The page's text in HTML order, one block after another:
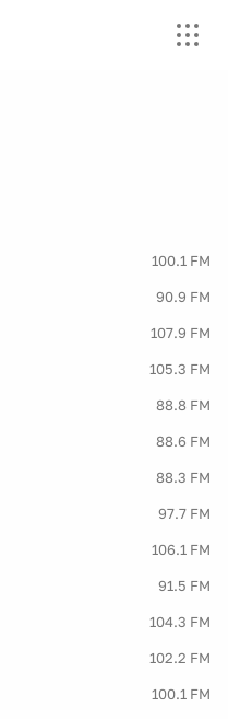
100.1 FM
90.9 FM
107.9 FM
105.3 FM
88.8 FM
88.6 FM
88.3 FM
97.7 FM
106.1 FM
91.5 FM
104.3 FM
102.2 FM
100.1 FM